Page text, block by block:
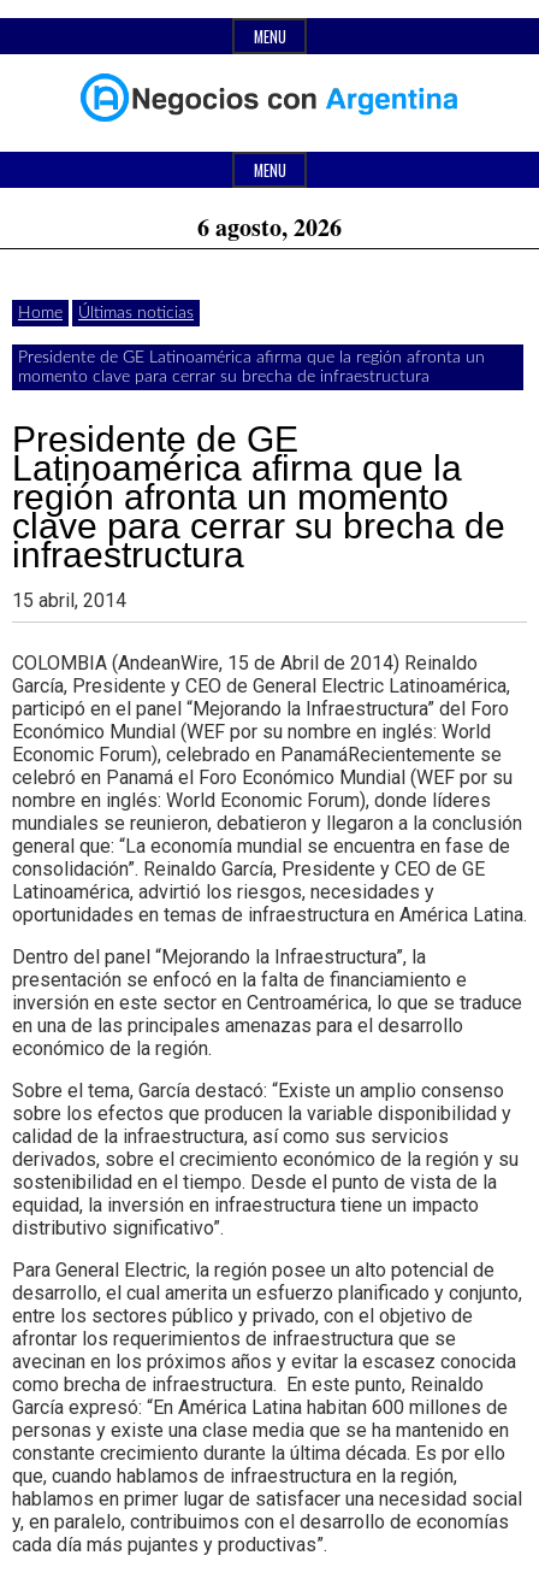
to
MENU
Negocios
con
Argentina
Últimas
noticias,
comunicados
actualidad
de
negocios
con
Argentina.
Header
MENU
6 agosto, 2026
Home Últimas noticias
Presidente de GE Latinoamérica afirma que la región afronta un
momento clave para cerrar su brecha de infraestructura
Presidente de GE
Latinoamérica afirma que la
región afronta un momento
clave para cerrar su brecha de
infraestructura
15 abril, 2014
COLOMBIA (AndeanWire, 15 de Abril de 2014) Reinaldo
García, Presidente y CEO de General Electric Latinoamérica,
participó en el panel “Mejorando la Infraestructura” del Foro
Económico Mundial (WEF por su nombre en inglés: World
Economic Forum), celebrado en PanamáRecientemente se
celebró en Panamá el Foro Económico Mundial (WEF por su
nombre en inglés: World Economic Forum), donde líderes
mundiales se reunieron, debatieron y llegaron a la conclusión
general que: “La economía mundial se encuentra en fase de
consolidación”. Reinaldo García, Presidente y CEO de GE
Latinoamérica, advirtió los riesgos, necesidades y
oportunidades en temas de infraestructura en América Latina.
Dentro del panel “Mejorando la Infraestructura”, la
presentación se enfocó en la falta de financiamiento e
inversión en este sector en Centroamérica, lo que se traduce
en una de las principales amenazas para el desarrollo
económico de la región.
Sobre el tema, García destacó: “Existe un amplio consenso
sobre los efectos que producen la variable disponibilidad y
calidad de la infraestructura, así como sus servicios
derivados, sobre el crecimiento económico de la región y su
sostenibilidad en el tiempo. Desde el punto de vista de la
equidad, la inversión en infraestructura tiene un impacto
distributivo significativo”.
Para General Electric, la región posee un alto potencial de
desarrollo, el cual amerita un esfuerzo planificado y conjunto,
entre los sectores público y privado, con el objetivo de
afrontar los requerimientos de infraestructura que se
avecinan en los próximos años y evitar la escasez conocida
como brecha de infraestructura. En este punto, Reinaldo
García expresó: “En América Latina habitan 600 millones de
personas y existe una clase media que se ha mantenido en
constante crecimiento durante la última década. Es por ello
que, cuando hablamos de infraestructura en la región,
hablamos en primer lugar de satisfacer una necesidad social
y, en paralelo, contribuimos con el desarrollo de economías
cada día más pujantes y productivas”.